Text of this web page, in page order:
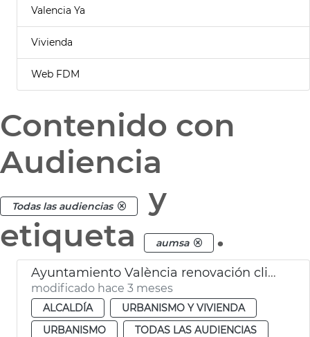
Valencia Ya
Vivienda
Web FDM
Contenido con
Audiencia
Todas las audiencias
y
etiqueta
aumsa .
Ayuntamiento València renovación climatitzación Mercado de Colón
modificado hace 3 meses
ALCALDÍA
URBANISMO Y VIVIENDA
URBANISMO
TODAS LAS AUDIENCIAS